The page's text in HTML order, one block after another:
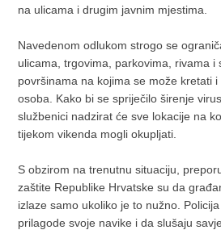
na ulicama i drugim javnim mjestima.
Navedenom odlukom strogo se
ulicama, trgovima, parkovima, rivama i
površinama na kojima se može kretati
osoba. Kako bi se spriječilo širenje
službenici nadzirat će sve lokacije na
tijekom vikenda mogli okupljati.
S obzirom na trenutnu situaciju,
zaštite Republike Hrvatske su da
izlaze samo ukoliko je to nužno.
prilagode svoje navike i da slušaju